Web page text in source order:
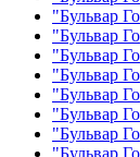
"Бульвар
"Бульвар
"Бульвар
"Бульвар
"Бульвар
"Бульвар
"Бульвар
"Бульвар